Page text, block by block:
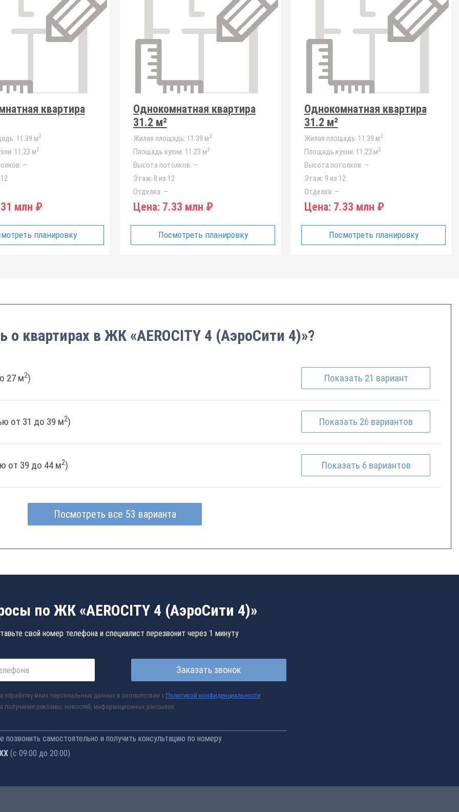
квартира
11.39 м2
11.23 м2
—
млн ₽
планировку
Однокомнатная квартира
31.2 м²
Жилая площадь: 11.39 м2
Площадь кухни: 11.23 м2
Высота потолков: —
Этаж: 8 из 12
Отделка: —
Цена: 7.33 млн ₽
Посмотреть планировку
Однокомнатная квартира
31.2 м²
Жилая площадь: 11.39 м2
Площадь кухни: 11.23 м2
Высота потолков: —
Этаж: 9 из 12
Отделка: —
Цена: 7.33 млн ₽
Посмотреть планировку
о квартирах в ЖК «AEROCITY 4 (АэроСити 4)»?
27 м2) Показать 21 вариант
от 31 до 39 м2) Показать 26 вариантов
от 39 до 44 м2) Показать 6 вариантов
Посмотреть все 53 варианта
по ЖК «AEROCITY 4 (АэроСити 4)»
свой номер телефона и специалист перезвонит через 1 минуту
Заказать звонок
обработку моих персональных данных в соответствии с Политикой конфиденциальности
получение рекламы, новостей, информационных рассылок
самостоятельно и получить консультацию по номеру
(с 09:00 до 20:00)